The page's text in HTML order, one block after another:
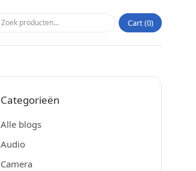
Cart 0
Categorieën
Alle blogs
Audio
Camera